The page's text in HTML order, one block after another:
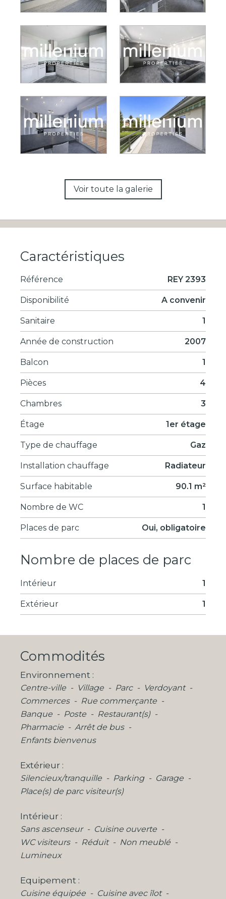
Voir toute la galerie
Caractéristiques
Référence REY 2393
Disponibilité A convenir
Sanitaire 1
Année de construction 2007
Balcon 1
Pièces 4
Chambres 3
Étage 1er étage
Type de chauffage Gaz
Installation chauffage Radiateur
Surface habitable 90.1 m²
Nombre de WC 1
Places de parc Oui, obligatoire
Nombre de places de parc
Intérieur 1
Extérieur 1
Commodités
Environnement
Centre-ville Village Parc
Verdoyant
Commerces
Rue commerçante
Banque
Poste
Restaurant(s)
Pharmacie
Arrêt de bus
Enfants bienvenus
Extérieur
Silencieux/tranquille Parking
Garage
Place(s) de parc visiteur(s)
Intérieur
Sans ascenseur
Cuisine ouverte
WC visiteurs
Réduit
Non meublé
Lumineux
Equipement
Cuisine équipée
Cuisine avec îlot